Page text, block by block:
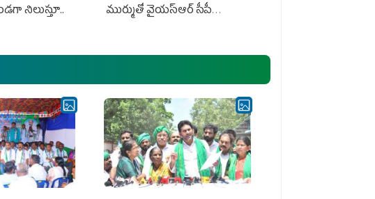
నిలుస్తూ..
ముర్ముతో వైయ‌స్ఆర్ సీపీ
ఎమ్మెల్యేలు, ఎంపీల స‌మావేశం